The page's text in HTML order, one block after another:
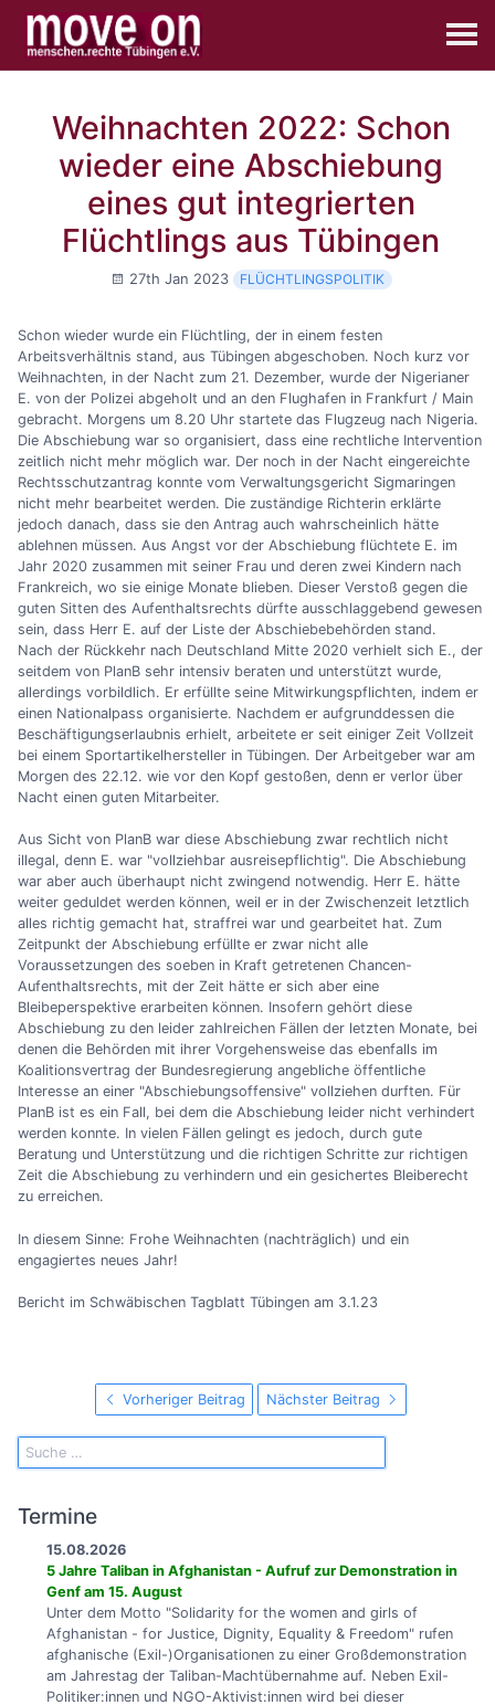
Weihnachten 2022: Schon
wieder eine Abschiebung
eines gut integrierten
Flüchtlings aus Tübingen
27th Jan 2023 FLÜCHTLINGSPOLITIK
Schon wieder wurde ein Flüchtling, der in einem festen
Arbeitsverhältnis stand, aus Tübingen abgeschoben. Noch kurz vor
Weihnachten, in der Nacht zum 21. Dezember, wurde der Nigerianer
E. von der Polizei abgeholt und an den Flughafen in Frankfurt / Main
gebracht. Morgens um 8.20 Uhr startete das Flugzeug nach Nigeria.
Die Abschiebung war so organisiert, dass eine rechtliche Intervention
zeitlich nicht mehr möglich war. Der noch in der Nacht eingereichte
Rechtsschutzantrag konnte vom Verwaltungsgericht Sigmaringen
nicht mehr bearbeitet werden. Die zuständige Richterin erklärte
jedoch danach, dass sie den Antrag auch wahrscheinlich hätte
ablehnen müssen. Aus Angst vor der Abschiebung flüchtete E. im
Jahr 2020 zusammen mit seiner Frau und deren zwei Kindern nach
Frankreich, wo sie einige Monate blieben. Dieser Verstoß gegen die
guten Sitten des Aufenthaltsrechts dürfte ausschlaggebend gewesen
sein, dass Herr E. auf der Liste der Abschiebebehörden stand.
Nach der Rückkehr nach Deutschland Mitte 2020 verhielt sich E., der
seitdem von PlanB sehr intensiv beraten und unterstützt wurde,
allerdings vorbildlich. Er erfüllte seine Mitwirkungspflichten, indem er
einen Nationalpass organisierte. Nachdem er aufgrunddessen die
Beschäftigungserlaubnis erhielt, arbeitete er seit einiger Zeit Vollzeit
bei einem Sportartikelhersteller in Tübingen. Der Arbeitgeber war am
Morgen des 22.12. wie vor den Kopf gestoßen, denn er verlor über
Nacht einen guten Mitarbeiter.
Aus Sicht von PlanB war diese Abschiebung zwar rechtlich nicht
illegal, denn E. war "vollziehbar ausreisepflichtig". Die Abschiebung
war aber auch überhaupt nicht zwingend notwendig. Herr E. hätte
weiter geduldet werden können, weil er in der Zwischenzeit letztlich
alles richtig gemacht hat, straffrei war und gearbeitet hat. Zum
Zeitpunkt der Abschiebung erfüllte er zwar nicht alle
Voraussetzungen des soeben in Kraft getretenen Chancen-
Aufenthaltsrechts, mit der Zeit hätte er sich aber eine
Bleibeperspektive erarbeiten können. Insofern gehört diese
Abschiebung zu den leider zahlreichen Fällen der letzten Monate, bei
denen die Behörden mit ihrer Vorgehensweise das ebenfalls im
Koalitionsvertrag der Bundesregierung angebliche öffentliche
Interesse an einer "Abschiebungsoffensive" vollziehen durften. Für
PlanB ist es ein Fall, bei dem die Abschiebung leider nicht verhindert
werden konnte. In vielen Fällen gelingt es jedoch, durch gute
Beratung und Unterstützung und die richtigen Schritte zur richtigen
Zeit die Abschiebung zu verhindern und ein gesichertes Bleiberecht
zu erreichen.
In diesem Sinne: Frohe Weihnachten (nachträglich) und ein
engagiertes neues Jahr!
Bericht im Schwäbischen Tagblatt Tübingen am 3.1.23
Vorheriger Beitrag Nächster Beitrag
Termine
15.08.2026
5 Jahre Taliban in Afghanistan - Aufruf zur Demonstration in
Genf am 15. August
Unter dem Motto "Solidarity for the women and girls of
Afghanistan - for Justice, Dignity, Equality & Freedom" rufen
afghanische (Exil-)Organisationen zu einer Großdemonstration
am Jahrestag der Taliban-Machtübernahme auf. Neben Exil-
Politiker:innen und NGO-Aktivist:innen wird bei dieser